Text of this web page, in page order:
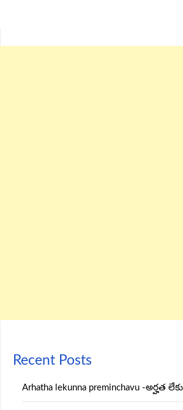
Recent Posts
Arhatha lekunna preminchavu -అర్హత